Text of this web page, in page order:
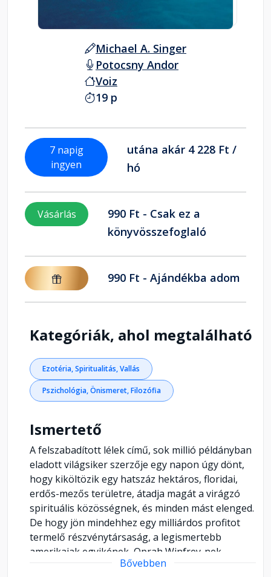
Michael A. Singer
Potocsny Andor
Voiz
19 p
7 napig
ingyen
utána akár 4 228 Ft /
hó
Vásárlás
990 Ft - Csak ez a
könyvösszefoglaló
990 Ft - Ajándékba adom
Kategóriák, ahol megtalálható
Ezotéria, Spiritualitás, Vallás
Pszichológia, Önismeret, Filozófia
Ismertető
A felszabadított lélek című, sok millió példányban
eladott világsiker szerzője egy napon úgy dönt,
hogy kiköltözik egy hatszáz hektáros, floridai,
erdős-mezős területre, átadja magát a virágzó
spirituális közösségnek, és minden mást elenged.
De hogy jön mindehhez egy milliárdos profitot
termelő részvénytársaság, a legismertebb
amerikaiak egyikének, Oprah Winfrey-nek
elragadtatása, egy újabb világsikerű könyv, és
Bővebben